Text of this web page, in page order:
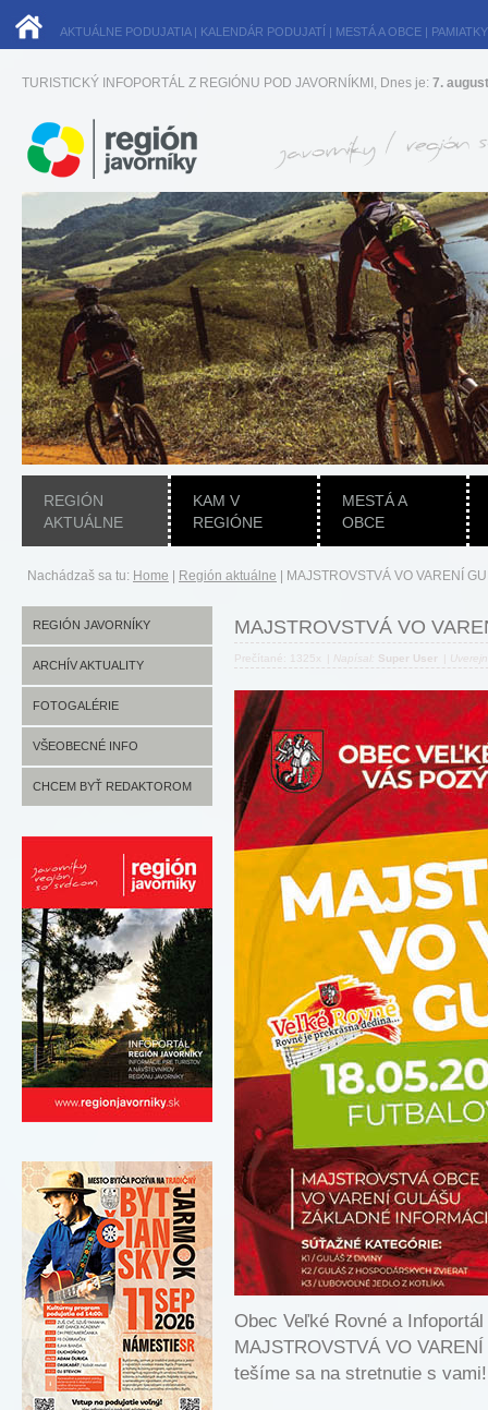
AKTUÁLNE PODUJATIA| KALENDÁR PODUJATÍ | MESTÁ A OBCE | PAMIATKY
TURISTICKÝ INFOPORTÁL Z REGIÓNU POD JAVORNÍKMI, Dnes je: 7.
REGIÓN
AKTUÁLNE
KAM V
REGIÓNE
MESTÁ A
OBCE
Nachádzaš sa tu: Home Región aktuálne MAJSTROVSTVÁ VO VARENÍ
REGIÓN JAVORNÍKY
ARCHÍV AKTUALITY
FOTOGALÉRIE
VŠEOBECNÉ INFO
CHCEM BYŤ REDAKTOROM
MAJSTROVSTVÁ VO
Prečítané: 1325x Napísal: Super User
Obec Veľké Rovné a
MAJSTROVSTVÁ VO
tešíme sa na stretnutie s